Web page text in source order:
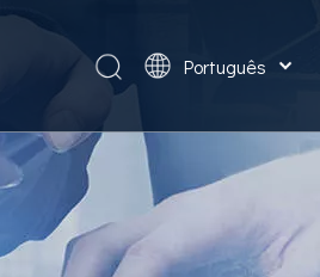
Português
English